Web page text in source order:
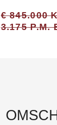
€ 845.000
3.175 P.M.